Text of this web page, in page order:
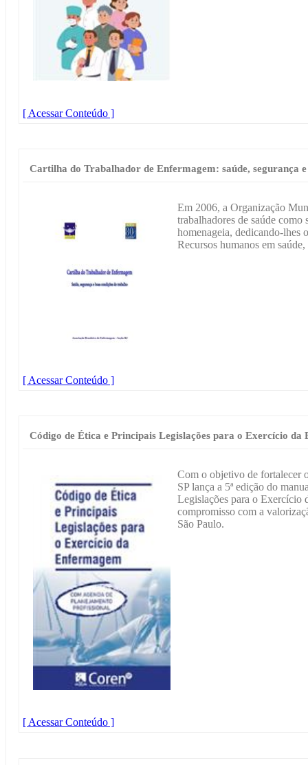
[ Acessar Conteúdo ]
Cartilha do Trabalhador de Enfermagem: saúde, segurança
Em 2006, a Organização
trabalhadores de saúde como
homenageia, dedicando-lhes
Recursos humanos em
[ Acessar Conteúdo ]
Código de Ética e Principais Legislações para o Exercício da
Com o objetivo de fortalecer
SP lança a 5ª edição do
Legislações para o Exercício
compromisso com a
São Paulo.
[ Acessar Conteúdo ]